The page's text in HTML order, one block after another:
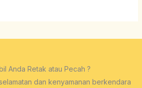
Anda Retak atau Pecah ?
dan kenyamanan berkendara